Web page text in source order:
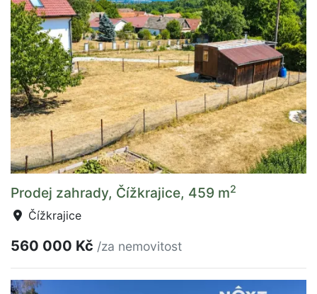
Prodej zahrady, Čížkrajice, 459 m2
Čížkrajice
560 000 Kč /za nemovitost